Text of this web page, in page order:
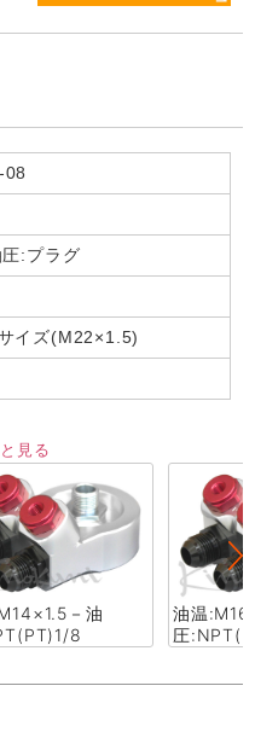
08
:プラグ
イズ(M22×1.5)
見る
－油
8
油温
圧